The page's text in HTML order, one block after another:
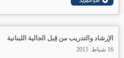
الإرشاد والتدريب من قِبل الجالية اللبنانية
16 شباط. 2015